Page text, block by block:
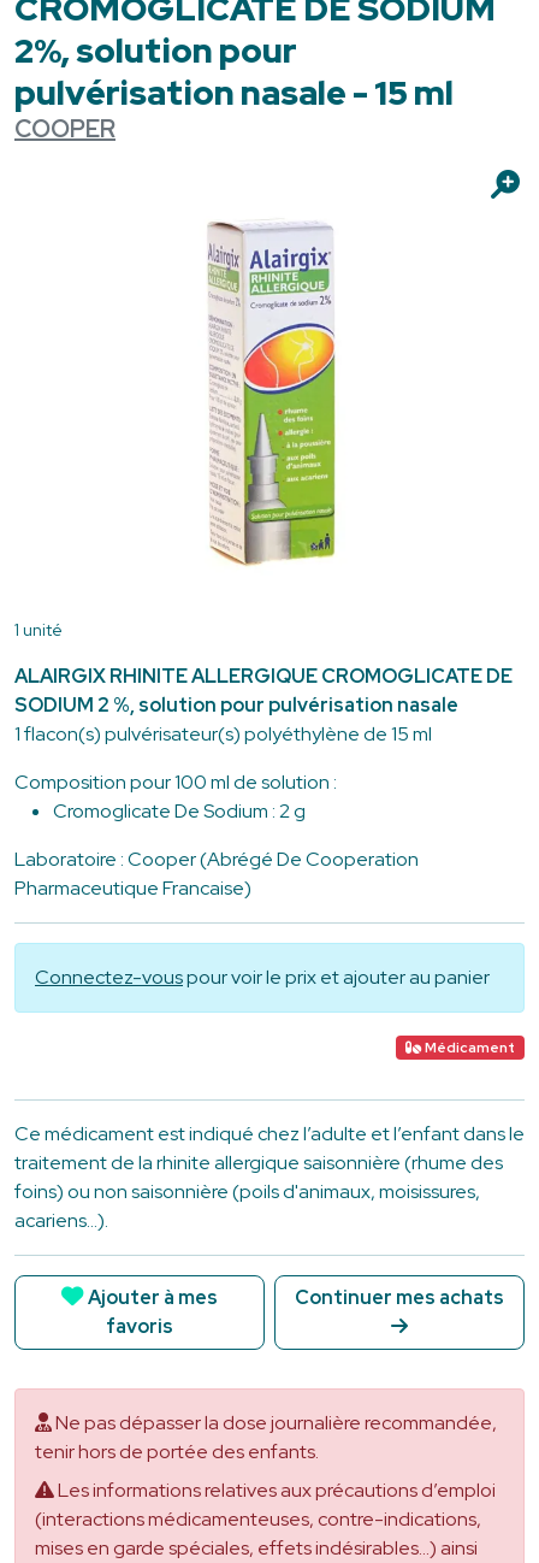
2%, solution pour
pulvérisation nasale - 15 ml
COOPER
1 unité
ALAIRGIX RHINITE ALLERGIQUE CROMOGLICATE DE
SODIUM 2 %, solution pour pulvérisation nasale
1 flacon(s) pulvérisateur(s) polyéthylène de 15 ml
Composition pour 100 ml de solution :
Cromoglicate De Sodium : 2 g
Laboratoire : Cooper (Abrégé De Cooperation
Pharmaceutique Francaise)
Connectez-vouspour voir le prix et ajouter au panier
Médicament
Ce médicament est indiqué chez l’adulte et l’enfant dans le
traitement de la rhinite allergique saisonnière (rhume des
foins) ou non saisonnière (poils d'animaux, moisissures,
acariens…).
Ajouter à mes
favoris
Continuer mes achats
Ne pas dépasser la dose journalière recommandée,
tenir hors de portée des enfants.
Les informations relatives aux précautions d’emploi
(interactions médicamenteuses, contre-indications,
mises en garde spéciales, effets indésirables...) ainsi